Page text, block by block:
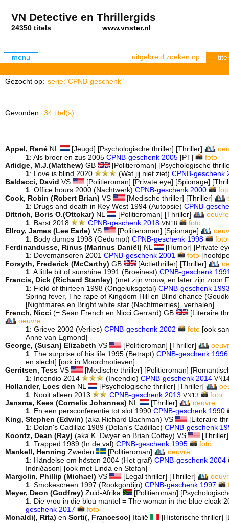
VN Detective en Thrillergids
24350 titels www.vnster.nl
menu uitgebreid zoeken op: titel
Gezocht op: serie:"CPNB-geschenk"
Gevonden: 34 titel(s)
Appel, René NL [Jeugd] [Psychologische thriller] [Thriller]
1: Als broer en zus 2005 CPNB-geschenk 2005 [PT]
foto
Arlidge, M.J.(Matthew) GB
[Politieroman] [Psychologische
1: Love is blind 2020 (Wat jij niet ziet)CPNB-geschenk
Baldacci, David VS
[Politieroman] [Private eye] [Spionage]
1: Office hours 2000 (Nachtwerk) CPNB-geschenk 2000
Cook, Robin (Robert Brian) VS [Medische thriller] [Thriller]
1: Drugs and death in Key West 1994 (Autopsie) CPNB-
Dittrich, Boris O.(Ottokar) NL [Politieroman] [Thriller]
oeuvre
1: Barst 2018 CPNB-geschenk 2018 VN18
foto
Ellroy, James (Lee Earle) VS [Politieroman] [Spionage]
1: Body dumps 1998 (Gedumpt) CPNB-geschenk 1998
foto
Ferdinandusse, Rinus (Marinus Daniël) NL
[Humor] [Private
1: Dovemansoren 2001 CPNB-geschenk 2001 foto
Forsyth, Frederick (McCarthy) GB [Actiethriller] [Thriller]
1: A little bit of sunshine 1991 (Broeinest) CPNB-geschenk
Francis, Dick (Richard Stanley) (met zijn vrouw, en later zijn zoon
1: Field of thirteen 1998 (Ongeluksgetal) CPNB-geschenk
Spring fever, The rape of Kingdom Hill en Blind chance
[Nightmares en Bright white star (Nachtmerries), verhalen]
French, Nicci (= Sean French en Nicci Gerrard) GB
[Literaire
oeuvre
1: Grieve 2002 (Verlies) CPNB-geschenk 2002 foto[ook
Anne van Egmond]
George, (Susan) Elizabeth VS [Politieroman] [Thriller]
1: The surprise of his life 1995 (Betrapt) CPNB-geschenk 1996
en slecht] [ook in Moordmotieven]
Gerritsen, Tess VS
[Medische thriller] [Politieroman]
1: Incendio 2014 (Incendio)CPNB-geschenk 2014
Hollander, Loes den NL [Psychologische thriller] [Thriller]
1: Nooit alleen 2013 CPNB-geschenk 2013 VN13
foto
Jansma, Kees (Cornelis Johannes) NL [Thriller]
oeuvre
1: En een persconferentie tot slot 1990 CPNB-geschenk 1990
King, Stephen (Edwin) (aka Richard Bachman) VS
[Literaire
1: Dolan's Cadillac 1989 (Dolan's Cadillac) CPNB-geschenk
Koontz, Dean (Ray) (aka K. Dwyer en Brian Coffey) VS
1: Trapped 1989 (In de val) CPNB-geschenk 1995
foto
Mankell, Henning Zweden [Politieroman]
oeuvre
1: Händelse om hösten 2004 (Het graf) CPNB-geschenk 2004
Indriðason] [ook met Linda en Stefan]
Margolin, Phillip (Michael) VS [Legal thriller] [Thriller]
1: Smokescreen 1997 (Rookgordijn) CPNB-geschenk 1997
Meyer, Deon (Godfrey) Zuid-Afrika
[Politieroman]
1: Die vrou in die blou mantel = The woman in the blue cloak
geschenk 2017
foto
Monaldi(, Rita) en Sorti(, Francesco) Italië
[Historische thriller]